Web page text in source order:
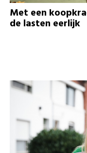
Met een
de lasten eerlijk